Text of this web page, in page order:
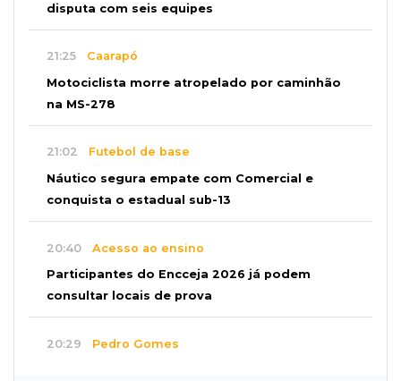
disputa com seis equipes
21:25 Caarapó
Motociclista morre atropelado por caminhão
na MS-278
21:02 Futebol de base
Náutico segura empate com Comercial e
conquista o estadual sub-13
20:40 Acesso ao ensino
Participantes do Encceja 2026 já podem
consultar locais de prova
20:29 Pedro Gomes